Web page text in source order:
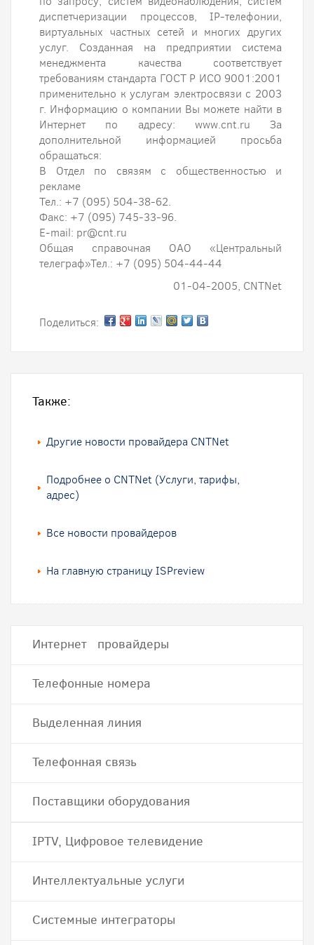
диспетчеризации процессов, IP-телефонии,
виртуальных частных сетей и многих других
услуг. Созданная на предприятии система
менеджмента качества соответствует
требованиям стандарта ГОСТ Р ИСО 9001:2001
применительно к услугам электросвязи с 2003
г. Информацию о компании Вы можете найти в
Интернет по адресу: www.cnt.ru За
дополнительной информацией просьба
обращаться:
В Отдел по связям с общественностью и
рекламе
Тел.: +7 (095) 504-38-62.
Факс: +7 (095) 745-33-96.
E-mail: pr@cnt.ru
Общая справочная ОАО «Центральный
телеграф»Тел.: +7 (095) 504-44-44
01-04-2005, CNTNet
Поделиться:
Также:
Другие новости провайдера CNTNet
Подробнее о CNTNet (Услуги, тарифы,
адрес)
Все новости провайдеров
На главную страницу ISPreview
Интернет провайдеры
Телефонные номера
Выделенная линия
Телефонная связь
Поставщики оборудования
IPTV, Цифровое телевидение
Интеллектуальные услуги
Системные интеграторы